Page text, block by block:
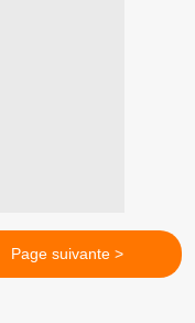
Page suivante >